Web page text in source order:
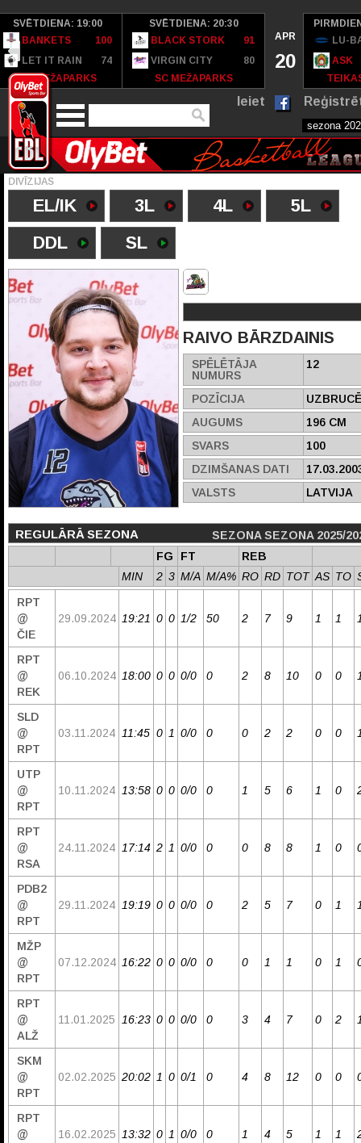
SVĒTDIENA: 19:00
BANKETS
100
LET IT RAIN
74
SC MEŽAPARKS
SVĒTDIENA: 20:30
BLACK STORK
91
VIRGIN CITY
80
SC MEŽAPARKS
APR
20
LU-
ASK
Ieiet
DIVĪZIJAS
EL/IK 3L 4L
5L
DDL
SL
RAIVO BĀRZDAINIS
SPĒLĒTĀJA
NUMURS
12
POZĪCIJA
AUGUMS
196 CM
SVARS
100
DZIMŠANAS DATI
VALSTS
LATVIJA
REGULĀRĀ SEZONA
SEZONA SEZONA 2025/
FG
FT
REB
MIN
2 3 M/A M/A% RO RD TOT AS TO
RPT
@
ČIE
29.09.2024 19:21 0 0 1/2 50 2 7 9 1 1
RPT
@
REK
06.10.2024 18:00 0 0 0/0 0 2 8 10 0 0
SLD
@
RPT
03.11.2024 11:45 0 1 0/0 0 0 2 2 0 0
UTP
@
RPT
10.11.2024 13:58 0 0 0/0 0 1 5 6 1 0
RPT
@
RSA
24.11.2024 17:14 2 1 0/0 0 0 8 8 1 0
PDB2
@
RPT
29.11.2024 19:19 0 0 0/0 0 2 5 7 0 1
MŽP
@
RPT
07.12.2024 16:22 0 0 0/0 0 0 1 1 0 1
RPT
@
ALŽ
11.01.2025 16:23 0 0 0/0 0 3 4 7 0 2
SKM
@
RPT
02.02.2025 20:02 1 0 0/1 0 4 8 12 0 0
RPT
@
16.02.2025 13:32 0 1 0/0 0 1 4 5 1 1